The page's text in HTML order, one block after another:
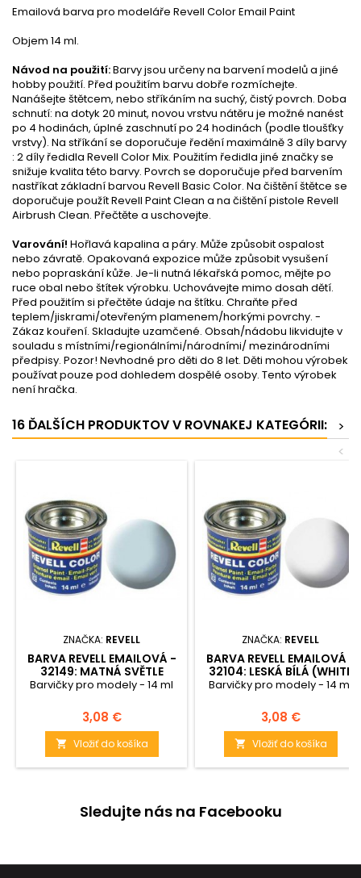
Emailová barva pro modeláře Revell Color Email Paint
Objem 14 ml.
Návod na použití:Barvy jsou určeny na barvení modelů a jiné
hobby použití. Před použitím barvu dobře rozmíchejte.
Nanášejte štětcem, nebo stříkáním na suchý, čistý povrch. Doba
schnutí: na dotyk 20 minut, novou vrstvu nátěru je možné nanést
po 4 hodinách, úplné zaschnutí po 24 hodinách (podle tloušťky
vrstvy). Na stříkání se doporučuje ředění maximálně 3 díly barvy
: 2 díly ředidla Revell Color Mix. Použitím ředidla jiné značky se
snižuje kvalita této barvy. Povrch se doporučuje před barvením
nastříkat základní barvou Revell Basic Color. Na čištění štětce se
doporučuje použít Revell Paint Clean a na čištění pistole Revell
Airbrush Clean. Přečtěte a uschovejte.
Varování! Hořlavá kapalina a páry. Může způsobit ospalost
nebo závratě. Opakovaná expozice může způsobit vysušení
nebo popraskání kůže. Je-li nutná lékařská pomoc, mějte po
ruce obal nebo štítek výrobku. Uchovávejte mimo dosah dětí.
Před použitím si přečtěte údaje na štítku. Chraňte před
teplem/jiskrami/otevřeným plamenem/horkými povrchy. -
Zákaz kouření. Skladujte uzamčené. Obsah/nádobu likvidujte v
souladu s místními/regionálními/národními/ mezinárodními
předpisy. Pozor! Nevhodné pro děti do 8 let. Děti mohou výrobek
používat pouze pod dohledem dospělé osoby. Tento výrobek
není hračka.
16 ĎALŠÍCH PRODUKTOV V ROVNAKEJ KATEGÓRII:
>
<
ZNAČKA: REVELL
BARVA REVELL EMAILOVÁ -
32149: MATNÁ SVĚTLE
MODRÁ (LIGHT BLUE MAT)
Barvičky pro modely - 14 ml
Cena
3,08 €
 Vložiť do košíka
ZNAČKA: REVELL
BARVA REVELL EMAILOVÁ -
32104: LESKÁ BÍLÁ (WHITE
GLOSS)
Barvičky pro modely - 14 ml
Cena
3,08 €
 Vložiť do košíka
Sledujte nás na Facebooku